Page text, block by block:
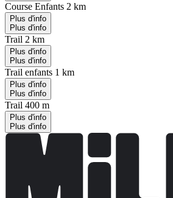
Course Enfants 2 km
Plus d'info
Plus d'info
Trail 2 km
Plus d'info
Plus d'info
Trail enfants 1 km
Plus d'info
Plus d'info
Trail 400 m
Plus d'info
Plus d'info